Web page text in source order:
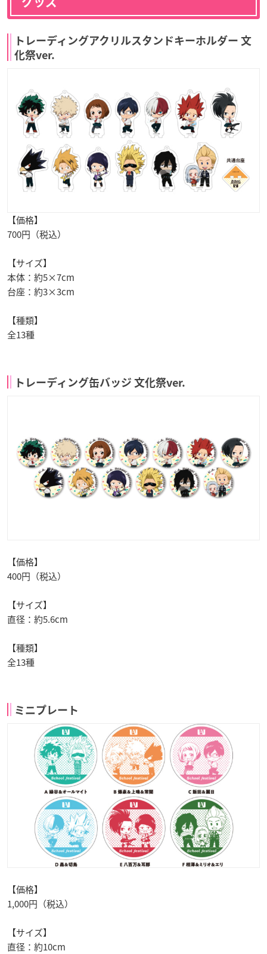
トレーディングアクリルスタンドキーホルダー 文
化祭ver.
【価格】
700円（税込）
【サイズ】
本体：約5×7cm
台座：約3×3cm
【種類】
全13種
トレーディング缶バッジ 文化祭ver.
【価格】
400円（税込）
【サイズ】
直径：約5.6cm
【種類】
全13種
ミニプレート
【価格】
1,000円（税込）
【サイズ】
直径：約10cm